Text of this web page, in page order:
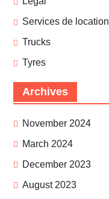
Services de location
Trucks
Tyres
Archives
November 2024
March 2024
December 2023
August 2023